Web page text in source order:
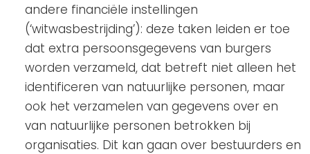
andere financiële instellingen
(‘witwasbestrijding’): deze taken leiden er toe
dat extra persoonsgegevens van burgers
worden verzameld, dat betreft niet alleen het
identificeren van natuurlijke personen, maar
ook het verzamelen van gegevens over en
van natuurlijke personen betrokken bij
organisaties. Dit kan gaan over bestuurders en